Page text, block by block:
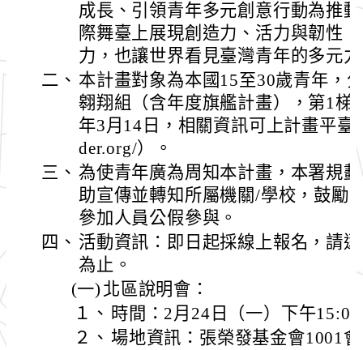
成長、引領青年多元創意行動為推
際舞臺上展現創造力、活力與韌性
力，也讓世界看見臺灣青年的多元
二、 本計畫對象為本國15至30歲青年，
翱翔組（含年度旗艦計畫），第1梯
年3月14日，相關資訊可上計畫平
der.org/）。
三、 為使青年廣為周知本計畫，本署規
助宣傳並轉知所屬機關/學校，鼓勵
參加人員公假參與。
四、 活動資訊：即日起採線上報名，請
為止。
(一) 北區說明會：
１、 時間：2月24日（一）下午
２、 場地資訊：張榮發基金會1001